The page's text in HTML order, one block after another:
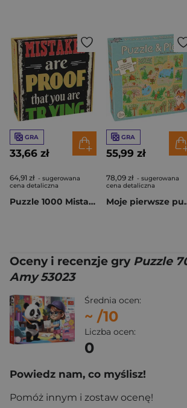
GRA
33,66 zł
64,91 zł - sugerowana
cena detaliczna
Puzzle 1000 Mistakes Proof of Trying 58656
GRA
55,99 zł
78,09 zł - sugerowana
cena detaliczna
Moje
Oceny i recenzje gry Puzzle
Amy 53023
Średnia ocen:
~ /10
Liczba ocen:
0
Powiedz nam, co myślisz!
Pomóż innym i zostaw ocenę!